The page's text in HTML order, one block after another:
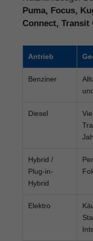
Puma, Focus,
Connect, Transit
Antrieb
Benziner
Diesel
Hybrid /
Plug-in-
Hybrid
Elektro